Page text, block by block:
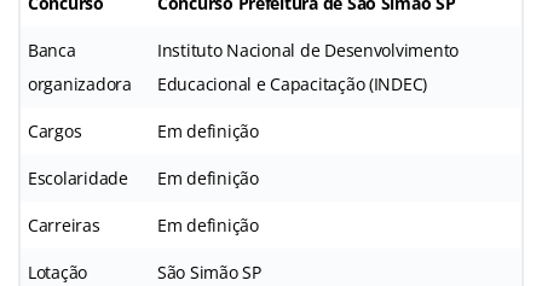
Banca
organizadora
Instituto Nacional de Desenvolvimento
Educacional e Capacitação (INDEC)
Cargos Em definição
Escolaridade Em definição
Carreiras Em definição
Lotação São Simão SP